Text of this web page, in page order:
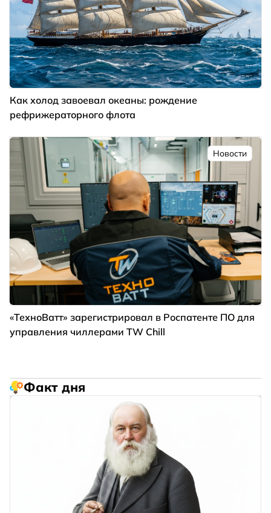
Как холод завоевал океаны: рождение
рефрижераторного флота
Новости
«ТехноВатт» зарегистрировал в Роспатенте ПО для
управления чиллерами TW Chill
Факт дня